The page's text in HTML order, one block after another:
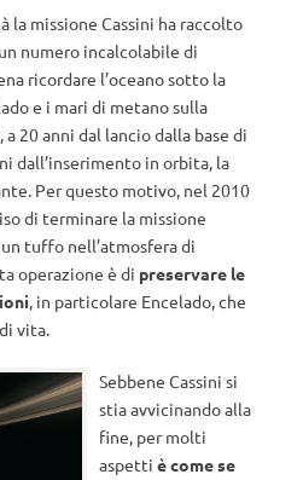
la missione Cassini ha raccolto
numero incalcolabile di
ricordare l’oceano sotto la
e i mari di metano sulla
20 anni dal lancio dalla base di
dall’inserimento in orbita, la
Per questo motivo, nel 2010
di terminare la missione
tuffo nell’atmosfera di
operazione è di preservare le
, in particolare Encelado, che
vita.
Sebbene Cassini si
stia avvicinando alla
fine, per molti
aspettiè come se